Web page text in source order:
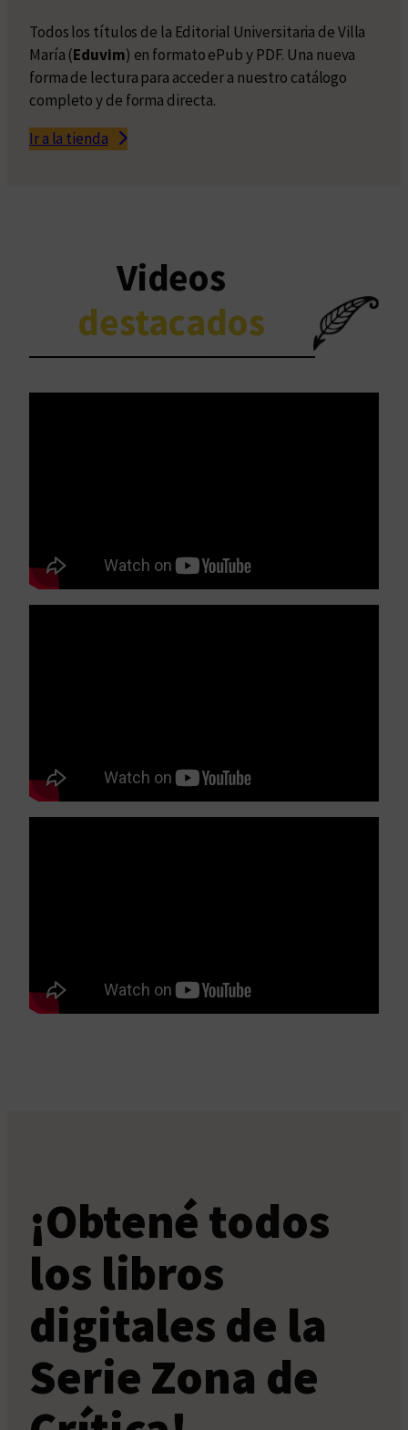
Todos los títulos de la Editorial Universitaria de Villa
María (Eduvim) en formato ePub y PDF. Una nueva
forma de lectura para acceder a nuestro catálogo
completo y de forma directa.
Ir a la tienda
Videos
destacados
¡Obtené todos
los libros
digitales de la
Serie Zona de